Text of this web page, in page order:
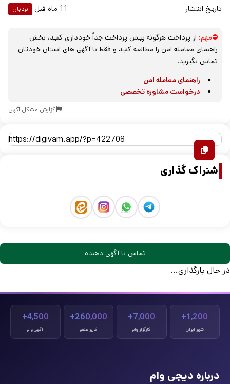
تاریخ انتشار 11 ماه قبل نردبان
⛔مهم: از پرداخت هرگونه پیش پرداخت جداً خودداری کنید، بخش
راهنمای معامله امن را مطالعه کنید و فقط با آگهی های استان خودتان
تماس بگیرید.
راهنمای معامله امن
درخواست مشاوره تخصصی
گزارش مشکل آگهی
اشتراک گذاری
تماس با آگهی دهنده
در حال بارگذاری...
1,200+
شهر ایران
7,000+
کارگزار وام
260,000+
کاربر عضو
4,500+
آگهی وام
درباره دیجی وام